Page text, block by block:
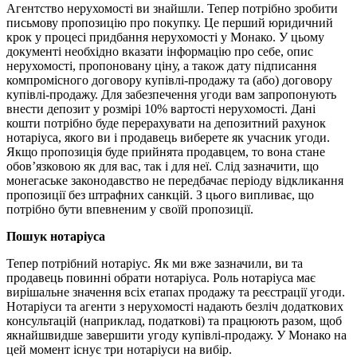
Агентство нерухомості ви знайшли. Тепер потрібно зробити
письмову пропозицію про покупку. Це перший юридичний
крок у процесі придбання нерухомості у Монако. У цьому
документі необхідно вказати інформацію про себе, опис
нерухомості, пропоновану ціну, а також дату підписання
компромісного договору купівлі-продажу та (або) договору
купівлі-продажу. Для забезпечення угоди вам запропонують
внести депозит у розмірі 10% вартості нерухомості. Дані
кошти потрібно буде перерахувати на депозитний рахунок
нотаріуса, якого ви і продавець виберете як учасник угоди.
Якщо пропозиція буде прийнята продавцем, то вона стане
обов’язковою як для вас, так і для неї. Слід зазначити, що
монегаське законодавство не передбачає періоду відкликання
пропозиції без штрафних санкцій. З цього випливає, що
потрібно бути впевненим у своїй пропозиції.
Пошук нотаріуса
Тепер потрібний нотаріус. Як ми вже зазначили, ви та
продавець повинні обрати нотаріуса. Роль нотаріуса має
вирішальне значення всіх етапах продажу та реєстрації угоди.
Нотаріуси та агенти з нерухомості надають безліч додаткових
консультацій (наприклад, податкові) та працюють разом, щоб
якнайшвидше завершити угоду купівлі-продажу. У Монако на
цей момент існує три нотаріуси на вибір.